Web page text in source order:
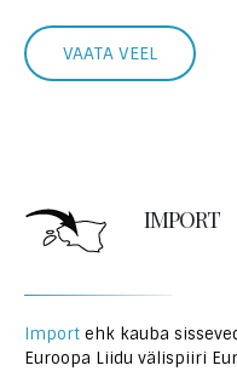
VAATA VEEL
IMPORT
Import ehk kauba
Euroopa Liidu välispiiri